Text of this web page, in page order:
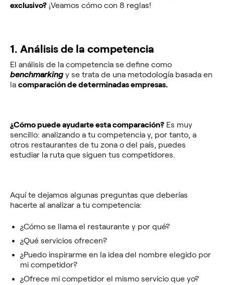
exclusivo? ¡Veamos cómo con 8 reglas!
1. Análisis de la competencia
El análisis de la competencia se define como
benchmarking y se trata de una metodología basada en
la comparación de determinadas empresas.
¿Cómo puede ayudarte esta comparación? Es muy
sencillo: analizando a tu competencia y, por tanto, a
otros restaurantes de tu zona o del país, puedes
estudiar la ruta que siguen tus competidores.
Aquí te dejamos algunas preguntas que deberías
hacerte al analizar a tu competencia:
¿Cómo se llama el restaurante y por qué?
¿Qué servicios ofrecen?
¿Puedo inspirarme en la idea del nombre elegido por
mi competidor?
¿Ofrece mi competidor el mismo servicio que yo?